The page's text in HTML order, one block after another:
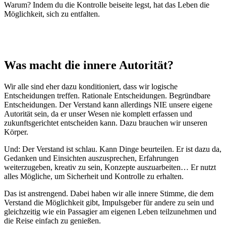
Warum? Indem du die Kontrolle beiseite legst, hat das Leben die
Möglichkeit, sich zu entfalten.
Was macht die innere Autorität?
Wir alle sind eher dazu konditioniert, dass wir logische
Entscheidungen treffen. Rationale Entscheidungen. Begründbare
Entscheidungen. Der Verstand kann allerdings NIE unsere eigene
Autorität sein, da er unser Wesen nie komplett erfassen und
zukunftsgerichtet entscheiden kann. Dazu brauchen wir unseren
Körper.
Und: Der Verstand ist schlau. Kann Dinge beurteilen. Er ist dazu da,
Gedanken und Einsichten auszusprechen, Erfahrungen
weiterzugeben, kreativ zu sein, Konzepte auszuarbeiten… Er nutzt
alles Mögliche, um Sicherheit und Kontrolle zu erhalten.
Das ist anstrengend. Dabei haben wir alle innere Stimme, die dem
Verstand die Möglichkeit gibt, Impulsgeber für andere zu sein und
gleichzeitig wie ein Passagier am eigenen Leben teilzunehmen und
die Reise einfach zu genießen.